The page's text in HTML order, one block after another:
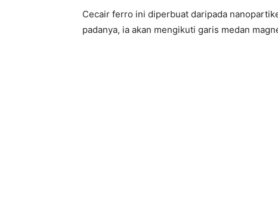
Cecair ferro ini diperbuat daripada
padanya, ia akan mengikuti garis medan